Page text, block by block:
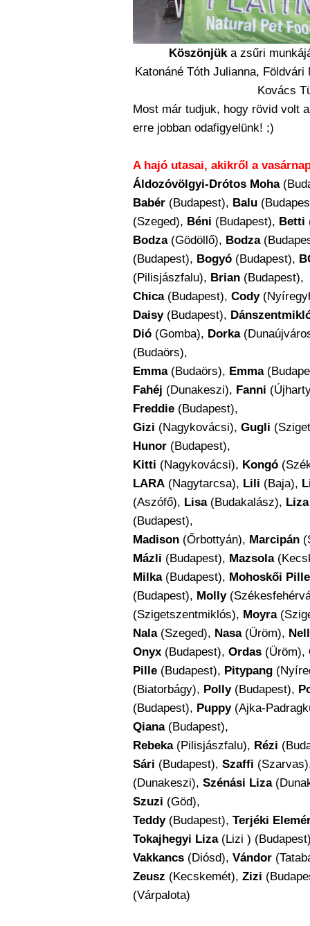
Köszönjüka zsűri
Katonáné Tóth Julianna,
Kovács
Most már tudjuk, hogy rövid volt
erre jobban odafigyelünk! ;)
A hajó utasai, akikről a
Áldozóvölgyi-Drótos Moha
Babér(Budapest), Balu
(Szeged), Béni (Budapest), Betti
Bodza(Gödöllő), Bodza
(Budapest), Bogyó(Budapest),
(Pilisjászfalu), Brian(Budapest),
Chica(Budapest), Cody
Daisy(Budapest),
Dió(Gomba), Dorka
(Budaörs),
Emma(Budaörs), Emma
Fahéj (Dunakeszi), Fanni
Freddie(Budapest),
Gizi (Nagykovácsi), Gugli
Hunor(Budapest),
Kitti (Nagykovácsi), Kongó
LARA(Nagytarcsa), Lili (Baja),
(Aszófő), Lisa(Budakalász), Liza
(Budapest),
Madison(Őrbottyán), Marcipán
Mázli (Budapest), Mazsola
Milka(Budapest), Mohoskői Pille
(Budapest), Molly
(Szigetszentmiklós), Moyra
Nala(Szeged), Nasa(Üröm),
Onyx(Budapest), Ordas(Üröm),
Pille(Budapest), Pitypang
(Biatorbágy), Polly(Budapest),
(Budapest), Puppy(Ajka-
Qiana(Budapest),
Rebeka(Pilisjászfalu), Rézi
Sári (Budapest), Szaffi
(Dunakeszi), Szénási Liza
Szuzi (Göd),
Teddy(Budapest), Terjéki
Tokajhegyi Liza(Lizi )
Vakkancs(Diósd), Vándor
Zeusz (Kecskemét), Zizi
(Várpalota)